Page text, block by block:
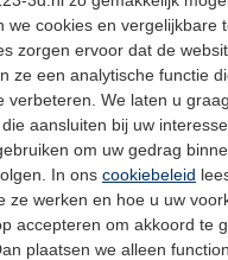
we cookies en vergelijkbare
zorgen ervoor dat de
ze een analytische functie
verbeteren. We laten u
aansluiten bij uw
om uw gedrag
In ons cookiebeleid
ze werken en hoe u uw
accepteren om akkoord te
plaatsen we alleen
Ø 5,2 cm
6,7 cm
± 250 gram
40 - 110 mm/s
DFS10071
Download